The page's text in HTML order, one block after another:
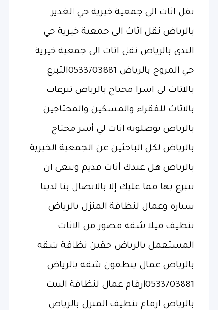
نقل اثاث الى جمعية خيرية حي الغدير
بالرياض نقل اثاث الى جمعية خيرية حي
الندى بالرياض نقل اثاث الى جمعية خيرية
حي المروج بالرياض 0533703881التبرع
بالاثاث لي اسرا محتاج بالرياض تبرعات
بالاثاث للفقراء والمسكين والمحتاجين
بالرياض يوصلونه اثاث لي أسر محتاج
بالرياض لكل الباحثين عن الجمعية الخيرية
بالرياض هل عندك أثاث قديم وتبغى ان
تتبرع بها فما عليك إلا بالاتصال بنا لدينا
سياره وعمال لنظافة المنزل بالرياض
تنظيف فيلا شقه قصور من الاثاث
المستعمل بالرياض حقين نظافة شقه
بالرياض عمال ينظفون شقه بالرياض
0533703881ارقام عمال لنظافة البيت
بالرياض ارقام تنظيف المنزل بالرياض